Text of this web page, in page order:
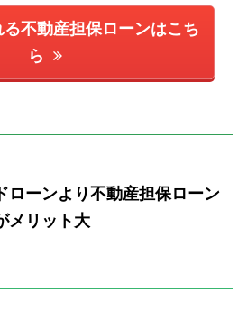
不動産担保ローンはこち
ら
ローンより不動産担保ローン
メリット大